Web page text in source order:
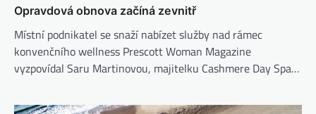
Opravdová obnova začíná zevnitř
Místní podnikatel se snaží nabízet služby nad rámec
konvenčního wellness Prescott Woman Magazine
vyzpovídal Saru Martinovou, majitelku Cashmere Day Spa…